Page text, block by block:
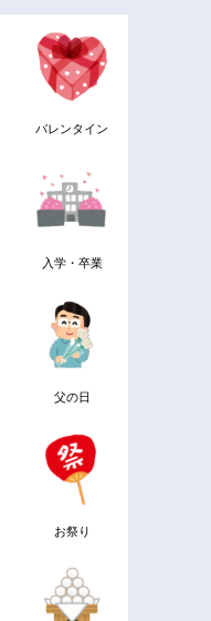
バレンタイン
入学・卒業
父の日
お祭り